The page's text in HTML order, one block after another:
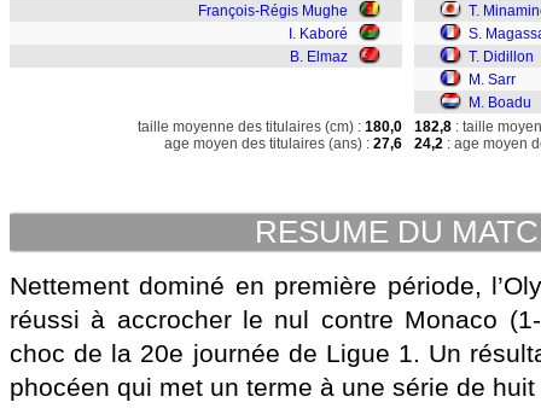
François-Régis Mughe
I. Kaboré
B. Elmaz
T.
S.
T. Didillon
M. Sarr
M. Boadu
taille moyenne des titulaires (cm) : 180,0
age moyen des titulaires (ans) : 27,6
182,8 : taille
24,2 : age moyen
RESUME DU
Nettement dominé en première période,
réussi à accrocher le nul contre Monaco
choc de la 20e journée de Ligue 1. Un
phocéen qui met un terme à une série de